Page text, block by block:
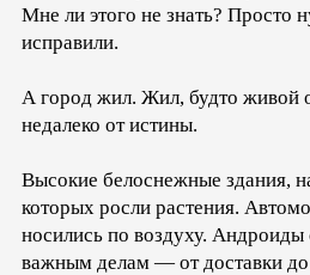
Мне ли этого не знать? Просто
исправили.
А город жил. Жил, будто живой
недалеко от истины.
Высокие белоснежные здания,
которых росли растения.
носились по воздуху.
важным делам — от доставки